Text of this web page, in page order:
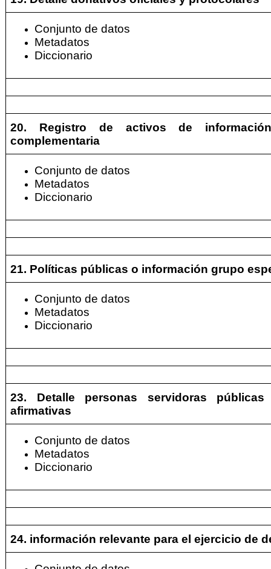
Conjunto de datos
Metadatos
Diccionario
20. Registro de activos de
complementaria
Conjunto de datos
Metadatos
Diccionario
21. Políticas públicas o información grupo
Conjunto de datos
Metadatos
Diccionario
23. Detalle personas servidoras
afirmativas
Conjunto de datos
Metadatos
Diccionario
24. información relevante para el ejercicio de